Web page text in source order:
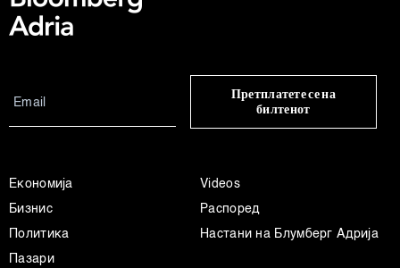
Претплатете се на
билтенот
Економија
Бизнис
Политика
Пазари
Videos
Распоред
Настани на Блумберг Адрија